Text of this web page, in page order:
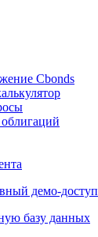
Cbonds
демо-доступ
базу данных